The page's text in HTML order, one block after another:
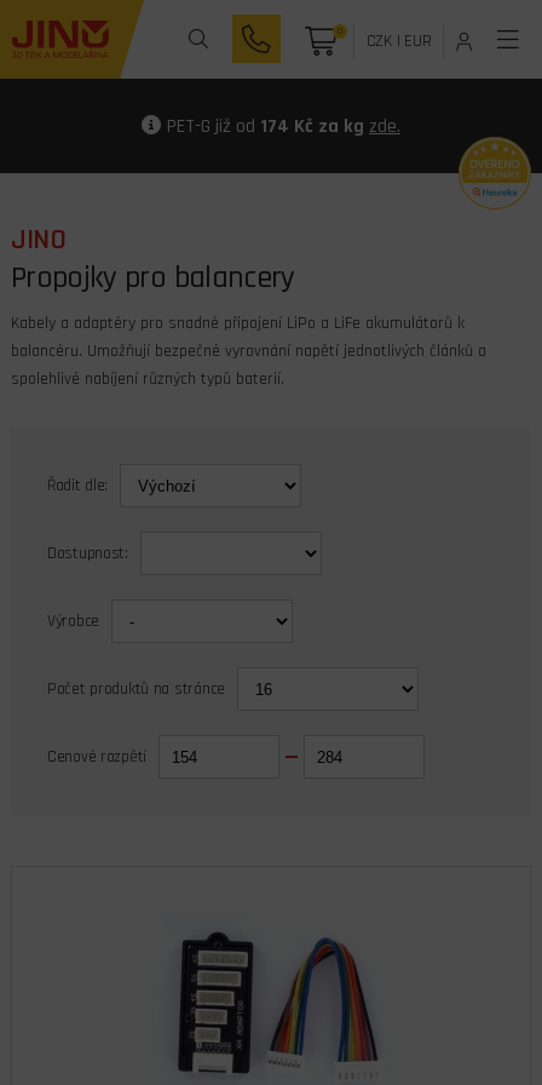
0 CZK| EUR
PET-G již od 174 Kč za kg zde.
JINO
Propojky pro balancery
Kabely a adaptéry pro snadné připojení LiPo a LiFe akumulátorů k
balancéru. Umožňují bezpečné vyrovnání napětí jednotlivých článků a
spolehlivé nabíjení různých typů baterií.
Řadit dle:
Dostupnost:
Výrobce
Počet produktů na stránce
Cenové rozpětí